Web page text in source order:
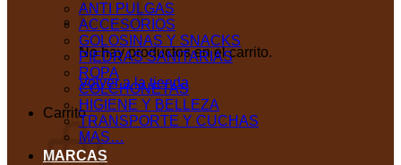
No hay productos en el carrito.
Volver a la tienda
Carrito
ANTI PULGAS
ACCESORIOS
GOLOSINAS Y SNACKS
PIEDRAS SANITARIAS
ROPA
COLCHONETAS
HIGIENE Y BELLEZA
TRANSPORTE Y CUCHAS
MAS…
MARCAS